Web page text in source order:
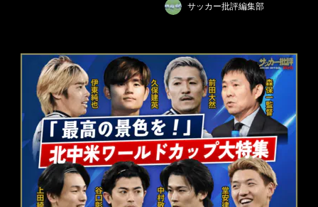
サッカー批評編集部